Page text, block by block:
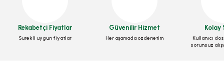
Vakum Torbası Tırtıklı 25 cm x 5 metre
Rekabetçi Fiyatlar
Sürekli uygun fiyatlar
Güvenilir Hizmet
Her aşamada özdenetim
Kolay
Kullanıcı
sorunsuz